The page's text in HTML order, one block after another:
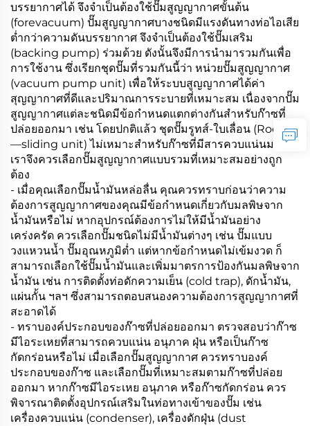
บรรยากาศได้ จึงจำเป็นต้องใช้ปั๊มสูญญากาศขั้นต้น
(forevacuum) ปั๊มสูญญากาศบางชนิดมีแรงดันทางท่อไอเสีย
ต่ำกว่าความดันบรรยากาศ จึงจำเป็นต้องใช้ปั๊มเสริม
(backing pump) ร่วมด้วย ดังนั้นจึงมีการนำมารวมกันเพื่อ
การใช้งาน ซึ่งเรียกชุดปั๊มที่รวมกันนี้ว่า หน่วยปั๊มสูญญากาศ
(vacuum pump unit) เพื่อให้ระบบสูญญากาศได้ค่า
สุญญากาศที่ดีและปริมาณการระบายที่เหมาะสม เนื่องจากปั๊ม
สูญญากาศแต่ละชนิดมีข้อกำหนดแตกต่างกันสำหรับก๊าซที่
ปล่อยออกมา เช่น โดยปกติแล้ว ชุดปั๊มรูทส์-ใบเลื่อน (Roots
—sliding unit) ไม่เหมาะสำหรับก๊าซที่มีสารควบแน่นมาก
เราจึงควรเลือกปั๊มสูญญากาศแบบรวมที่เหมาะสมอย่างถูก
ต้อง
- เมื่อคุณเลือกปั๊มน้ำมันหล่อลื่น คุณควรทราบก่อนว่าความ
ต้องการสูญญากาศของคุณมีข้อกำหนดเกี่ยวกับมลพิษจาก
น้ำมันหรือไม่ หากอุปกรณ์ต้องการไม่ให้มีน้ำมันอย่าง
เคร่งครัด ควรเลือกปั๊มชนิดไม่มีน้ำมันต่างๆ เช่น ปั๊มแบบ
วงแหวนน้ำ ปั๊มอุณหภูมิต่ำ แต่หากข้อกำหนดไม่เข้มงวด ก็
สามารถเลือกใช้ปั๊มน้ำมันและเพิ่มมาตรการป้องกันมลพิษจาก
น้ำมัน เช่น การติดตั้งท่อดักความเย็น (cold trap), ดักน้ำมัน,
แผ่นกั้น ฯลฯ ซึ่งสามารถตอบสนองความต้องการสูญญากาศที่
สะอาดได้
- ทราบองค์ประกอบของก๊าซที่ปล่อยออกมา ตรวจสอบว่าก๊าซ
มีไอระเหยที่สามารถควบแน่น อนุภาค ฝุ่น หรือเป็นก๊าซ
กัดกร่อนหรือไม่ เมื่อเลือกปั๊มสูญญากาศ ควรทราบองค์
ประกอบของก๊าซ และเลือกปั๊มที่เหมาะสมตามก๊าซที่ปล่อย
ออกมา หากก๊าซมีไอระเหย อนุภาค หรือก๊าซกัดกร่อน ควร
พิจารณาติดตั้งอุปกรณ์เสริมในท่อทางเข้าของปั๊ม เช่น
เครื่องควบแน่น (condenser), เครื่องดักฝุ่น (dust